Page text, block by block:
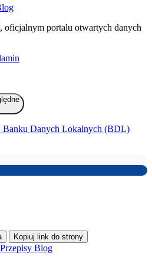
, oficjalnym portalu otwartych danych
Banku Danych Lokalnych (BDL)
Kopiuj link do strony
Przepisy Blog